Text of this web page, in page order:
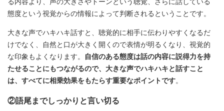
態度という視覚からの情報によって判断されるということです。
大きな声でハキハキ話すと、聴覚的に相手に伝わりやすくなるだ
けでなく、自然と口が大きく開くので表情が明るくなり、視覚的
な印象もよくなります。
自信のある態度は話の内容に説得力を持
たせることにもつながるので、大きな声でハキハキと話すこと
は、すべてに相乗効果をもたらす重要なポイントです。
②語尾までしっかりと言い切る